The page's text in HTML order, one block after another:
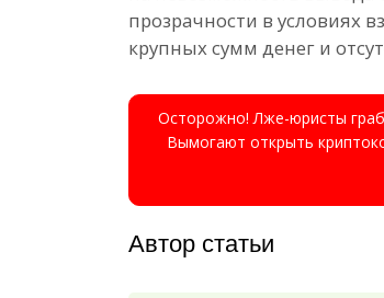
прозрачности в условиях
крупных сумм денег и
Осторожно! Лже-юристы
Вымогают открыть
Автор статьи